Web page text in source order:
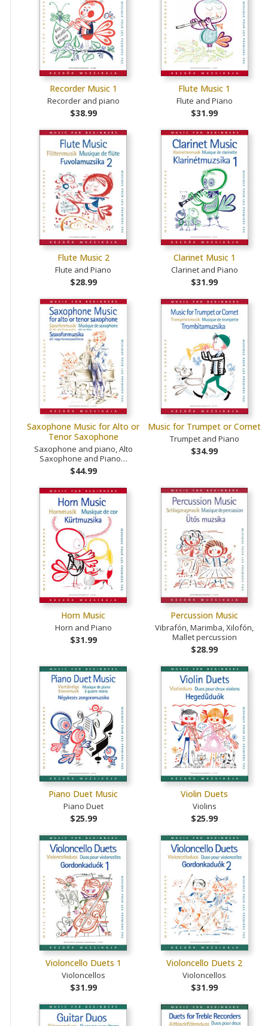
Recorder Music 1
Recorder and piano
$38.99
Flute Music 1
Flute and Piano
$31.99
Flute Music 2
Flute and Piano
$28.99
Clarinet Music 1
Clarinet and Piano
$31.99
Saxophone Music for Alto or
Tenor Saxophone
Saxophone and piano, Alto
Saxophone and Piano…
$44.99
Music for Trumpet or Cornet
Trumpet and Piano
$34.99
Horn Music
Horn and Piano
$31.99
Percussion Music
Vibrafón, Marimba, Xilofón,
Mallet percussion
$28.99
Piano Duet Music
Piano Duet
$25.99
Violin Duets
Violins
$25.99
Violoncello Duets 1
Violoncellos
$31.99
Violoncello Duets 2
Violoncellos
$31.99